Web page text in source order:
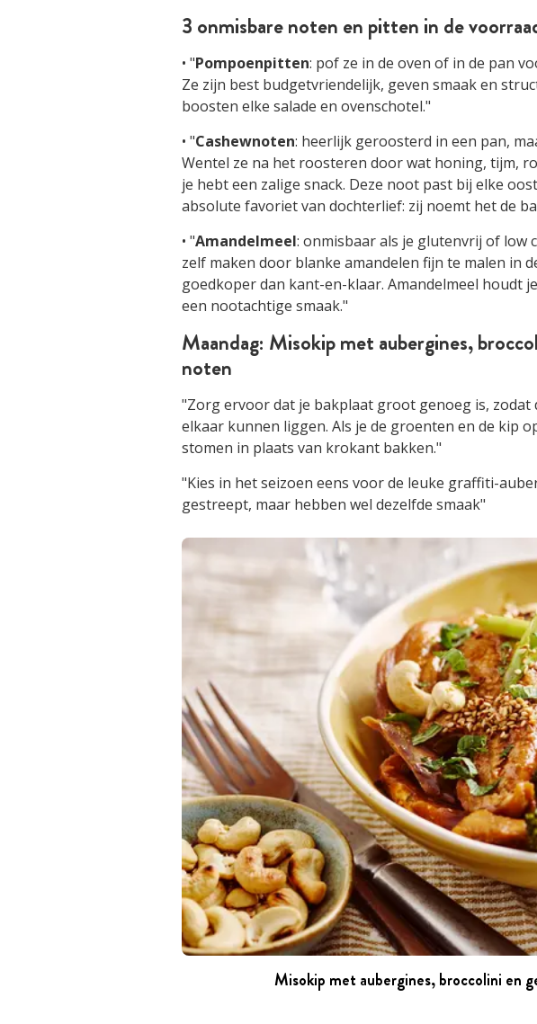
3 onmisbare noten en pitten in de
• "Pompoenpitten: pof ze in de oven of in de pan
Ze zijn best budgetvriendelijk, geven smaak en
boosten elke salade en ovenschotel."
• "Cashewnoten: heerlijk geroosterd in een pan,
Wentel ze na het roosteren door wat honing, tijm,
je hebt een zalige snack. Deze noot past bij elke
absolute favoriet van dochterlief: zij noemt het de
• "Amandelmeel: onmisbaar als je glutenvrij of low
zelf maken door blanke amandelen fijn te malen in
goedkoper dan kant-en-klaar. Amandelmeel houdt
een nootachtige smaak."
Maandag: Misokip met aubergines,
noten
"Zorg ervoor dat je bakplaat groot genoeg is, zodat
elkaar kunnen liggen. Als je de groenten en de kip
stomen in plaats van krokant bakken."
"Kies in het seizoen eens voor de leuke graffiti-
gestreept, maar hebben wel dezelfde smaak"
Misokip met aubergines, broccolini en